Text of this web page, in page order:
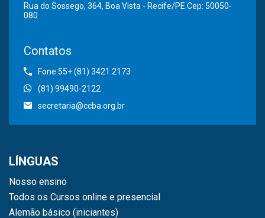
Rua do Sossego, 364, Boa Vista - Recife/PE Cep: 50050-
080
Contatos
Fone:55+ (81) 3421.2173
(81) 99490-2122
secretaria@ccba.org.br
LÍNGUAS
Nosso ensino
Todos os Cursos online e presencial
Alemão básico (iniciantes)